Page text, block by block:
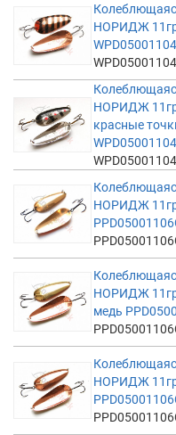
НОРИДЖ
НОРИДЖ
красные
НОРИДЖ
НОРИДЖ
медь
НОРИДЖ